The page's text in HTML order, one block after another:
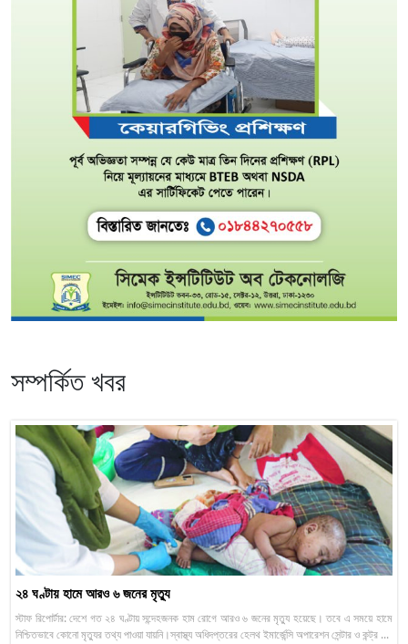
সম্পর্কিত খবর
২৪ ঘণ্টায় হামে আরও ৬ জনের মৃত্যু
স্টাফ রিপোর্টার: দেশে গত ২৪ ঘণ্টায় সন্দেহজনক হাম রোগে আরও ৬ জনের মৃত্যু হয়েছে। তবে এ সময়ে হামে
নিশ্চিতভাবে কোনো মৃত্যুর তথ্য পাওয়া যায়নি।স্বাস্থ্য অধিদপ্তরের হেলথ ইমার্জেন্সি অপারেশন সেন্টার ও কন্ট্র ...